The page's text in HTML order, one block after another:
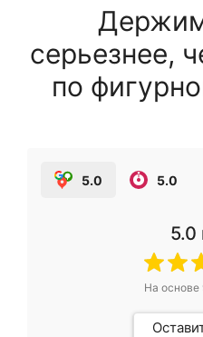
серьезнее,
по
5.0 5.0
5.0
На основе